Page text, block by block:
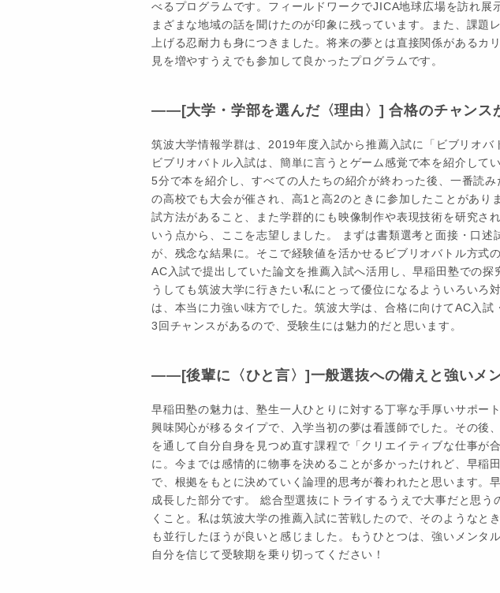
べるプログラムです。フィールドワークでJICA地球広場を訪れ展
まざまな地域の話を聞けたのが印象に残っています。また、課題
上げる忍耐力も身につきました。将来の夢とは直接関係があるカ
見を増やすうえでも参加して良かったプログラムです。
――[大学・学部を選んだ〈理由〉] 合格のチャンス
筑波大学情報学群は、2019年度入試から推薦入試に「ビブリオバ
ビブリオバトル入試は、簡単に言うとゲーム感覚で本を紹介して
5分で本を紹介し、すべての人たちの紹介が終わった後、一番読
の高校でも大会が催され、高1と高2のときに参加したことがあり
試方法があること、また学群的にも映像制作や表現技術を研究さ
いう点から、ここを志望しました。 まずは書類選考と面接・口述
が、残念な結果に。そこで経験値を活かせるビブリオバトル方式
AC入試で提出していた論文を推薦入試へ活用し、早稲田塾での探
うしても筑波大学に行きたい私にとって優位になるよういろいろ
は、本当に力強い味方でした。筑波大学は、合格に向けてAC入試
3回チャンスがあるので、受験生には魅力的だと思います。
――[後輩に〈ひと言〉]一般選抜への備えと強いメン
早稲田塾の魅力は、塾生一人ひとりに対する丁寧な手厚いサポー
興味関心が移るタイプで、入学当初の夢は看護師でした。その後
を通して自分自身を見つめ直す課程で「クリエイティブな仕事が
に。今までは感情的に物事を決めることが多かったけれど、早稲
で、根拠をもとに決めていく論理的思考が養われたと思います。
成長した部分です。 総合型選抜にトライするうえで大事だと思う
くこと。私は筑波大学の推薦入試に苦戦したので、そのようなと
も並行したほうが良いと感じました。もうひとつは、強いメンタ
自分を信じて受験期を乗り切ってください！